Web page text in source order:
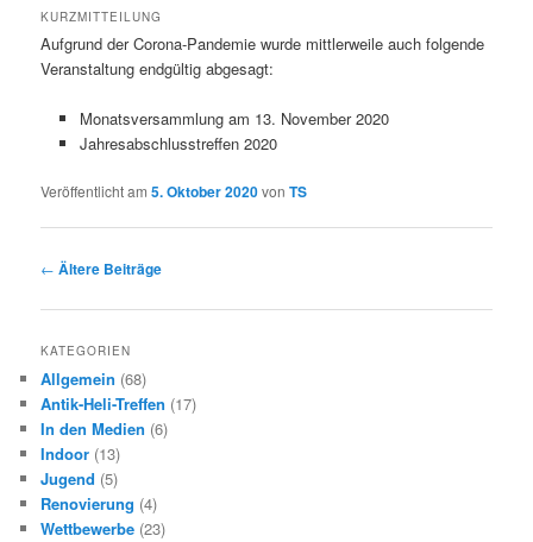
KURZMITTEILUNG
Aufgrund der Corona-Pandemie wurde mittlerweile auch folgende
Veranstaltung endgültig abgesagt:
Monatsversammlung am 13. November 2020
Jahresabschlusstreffen 2020
Veröffentlicht am5. Oktober 2020vonTS
Beitragsnavigation
← Ältere Beiträge
KATEGORIEN
Allgemein (68)
Antik-Heli-Treffen (17)
In den Medien (6)
Indoor (13)
Jugend (5)
Renovierung (4)
Wettbewerbe (23)